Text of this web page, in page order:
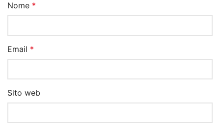
Nome *
Email *
Sito web